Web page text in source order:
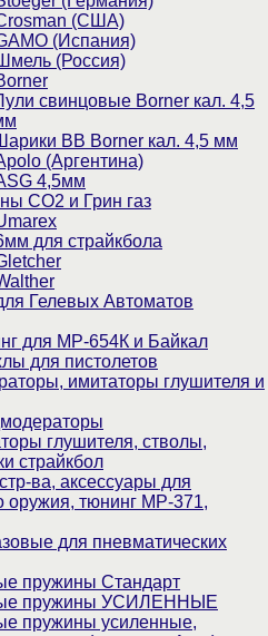
(США)
(Испания)
(Россия)
свинцовые Borner кал. 4,5
BB Borner кал. 4,5 мм
(Аргентина)
4,5мм
CO2 и Грин газ
для страйкбола
Гелевых Автоматов
для МР-654К и Байкал
для пистолетов
имитаторы глушителя и
глушителя, стволы,
страйкбол
ва, аксессуары для
оружия, тюнинг МР-371,
для пневматических
пружины Стандарт
пружины УСИЛЕННЫЕ
пружины усиленные,